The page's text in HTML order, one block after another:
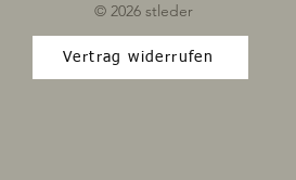
Vertrag widerrufen
© 2026 stleder